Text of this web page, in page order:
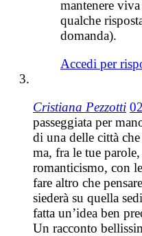
mantenere
qualche
domanda).
Accedi per
Cristiana Pezzotti
passeggiata per
di una delle città
ma, fra le tue
romanticismo, con
fare altro che
siederà su quella
fatta un’idea ben
Un racconto